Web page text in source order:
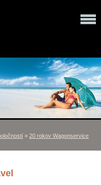
» 20 rokov Wagonservice